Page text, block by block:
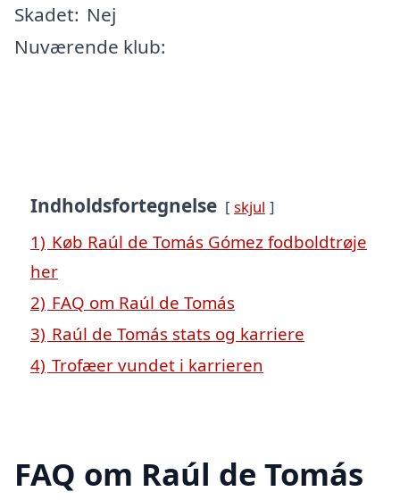
Skadet: Nej
Nuværende klub:
Indholdsfortegnelse skjul
1) Køb Raúl de Tomás Gómez fodboldtrøje
her
2) FAQ om Raúl de Tomás
3) Raúl de Tomás stats og karriere
4) Trofæer vundet i karrieren
FAQ om Raúl de Tomás